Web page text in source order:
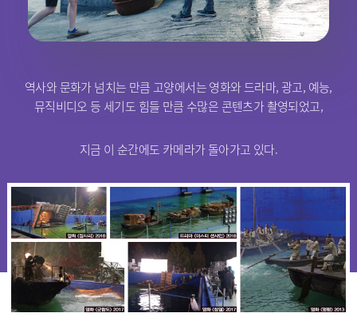
역사와 문화가 넘치는 만큼 고양에서는 영화와 드라마, 광고, 예능,
뮤직비디오 등 세기도 힘들 만큼 수많은 콘텐츠가 촬영되었고,
지금 이 순간에도 카메라가 돌아가고 있다.